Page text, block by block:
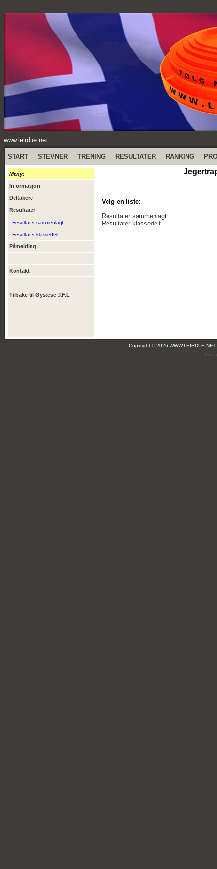
www.leirdue.net
START STEVNER TRENING RESULTATER RANKING
Meny:
Informasjon
Deltakere
Resultater
- Resultater sammenlagt
- Resultater klassedelt
Påmelding
Kontakt
Tilbake til Øystese J.F.L
Velg en liste:
Resultater sammenlagt
Resultater klassedelt
Copyright © 2026